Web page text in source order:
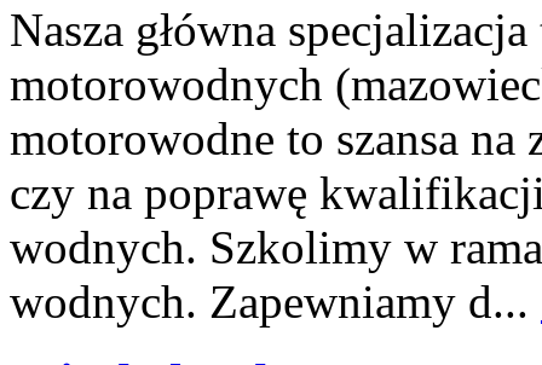
Nasza główna
motorowodnych
motorowodne to szansa na
czy na poprawę
wodnych. Szkolimy w
wodnych. Zapewniamy d...